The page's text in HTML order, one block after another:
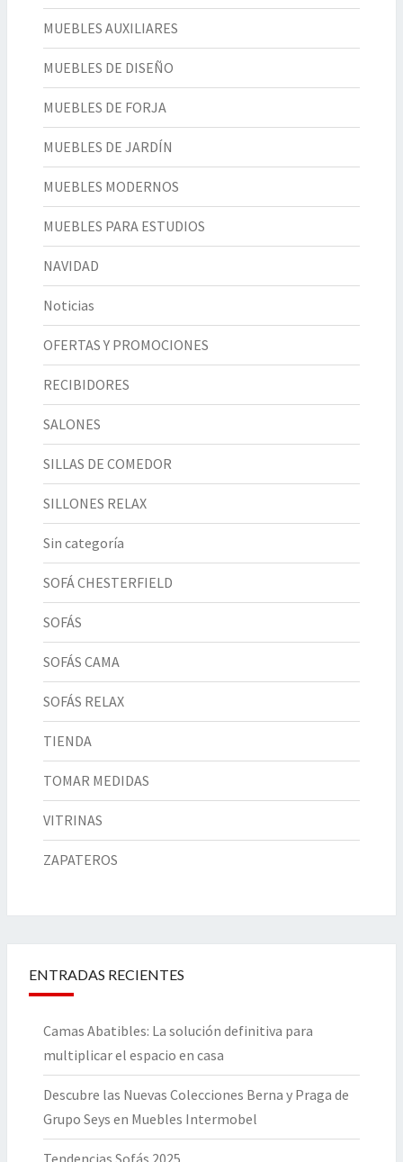
MUEBLES AUXILIARES
MUEBLES DE DISEÑO
MUEBLES DE FORJA
MUEBLES DE JARDÍN
MUEBLES MODERNOS
MUEBLES PARA ESTUDIOS
NAVIDAD
Noticias
OFERTAS Y PROMOCIONES
RECIBIDORES
SALONES
SILLAS DE COMEDOR
SILLONES RELAX
Sin categoría
SOFÁ CHESTERFIELD
SOFÁS
SOFÁS CAMA
SOFÁS RELAX
TIENDA
TOMAR MEDIDAS
VITRINAS
ZAPATEROS
ENTRADAS RECIENTES
Camas Abatibles: La solución definitiva para
multiplicar el espacio en casa
Descubre las Nuevas Colecciones Berna y Praga de
Grupo Seys en Muebles Intermobel